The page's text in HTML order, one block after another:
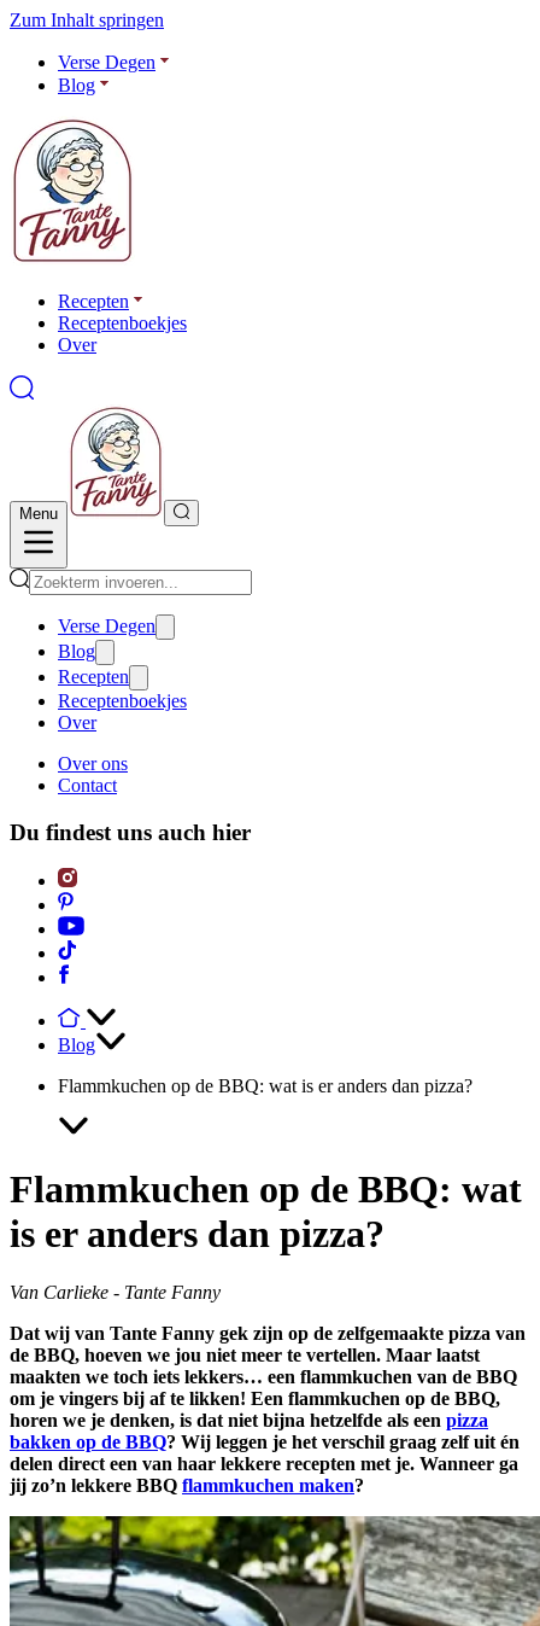
Zum Inhalt springen
Verse Degen
Blog
Recepten
Receptenboekjes
Over
Menu
Verse Degen
Blog
Recepten
Receptenboekjes
Over
Over ons
Contact
Du findest uns auch hier
Blog
Flammkuchen op de BBQ: wat is er anders dan pizza?
Flammkuchen op de BBQ: wat
is er anders dan pizza?
Van Carlieke - Tante Fanny
Dat wij van Tante Fanny gek zijn op de zelfgemaakte pizza van
de BBQ, hoeven we jou niet meer te vertellen. Maar laatst
maakten we toch iets lekkers… een flammkuchen van de BBQ
om je vingers bij af te likken! Een flammkuchen op de BBQ,
horen we je denken, is dat niet bijna hetzelfde als een pizza
bakken op de BBQ? Wij leggen je het verschil graag zelf uit én
delen direct een van haar lekkere recepten met je. Wanneer ga
jij zo’n lekkere BBQ flammkuchen maken?